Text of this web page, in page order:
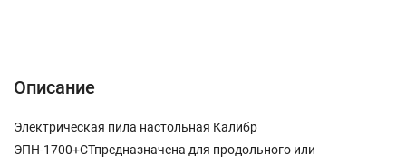
Описание
Электрическая пила настольная Калибр
ЭПН-1700+СТпредназначена для продольного или